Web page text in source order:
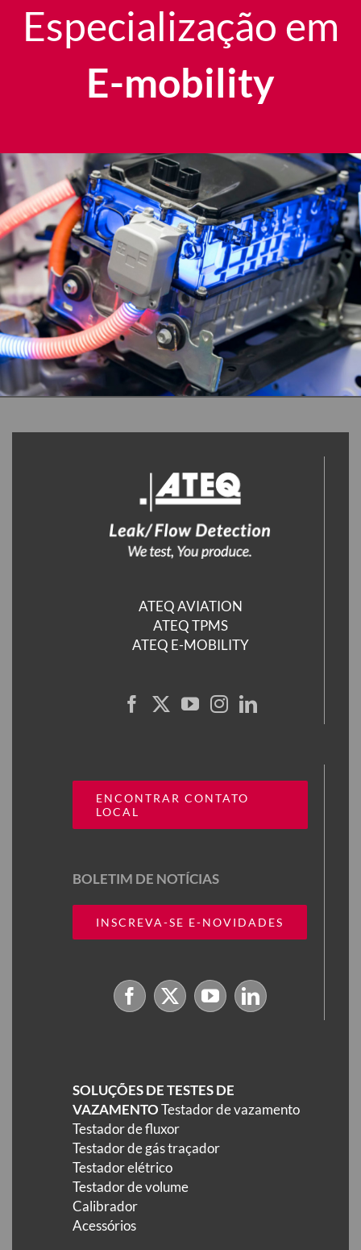
Especialização em
E-mobility
ATEQ AVIATION
ATEQ TPMS
ATEQ E-MOBILITY
ENCONTRAR CONTATO
LOCAL
BOLETIM DE NOTÍCIAS
INSCREVA-SE E-NOVIDADES
SOLUÇÕES DE TESTES DE
VAZAMENTOTestador de vazamento
Testador de fluxor
Testador de gás traçador
Testador elétrico
Testador de volume
Calibrador
Acessórios